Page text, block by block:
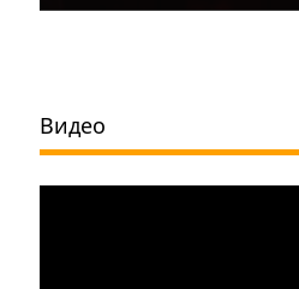
Видео